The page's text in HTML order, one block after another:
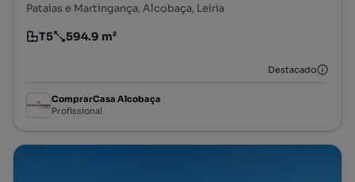
Pataias e Martingança, Alcobaça, Leiria
Tipologia
T5
Preço por metro quadrado
594.9 m²
Destacado
ComprarCasa Alcobaça
Profissional